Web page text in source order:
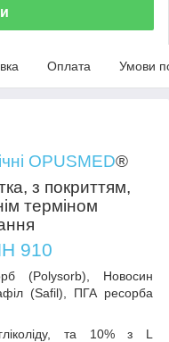
Оплата Умови
OPUSMED®
з покриттям,
терміном
910
(Polysorb), Новосин
(Safil), ПГА ресорба
та 10% з L